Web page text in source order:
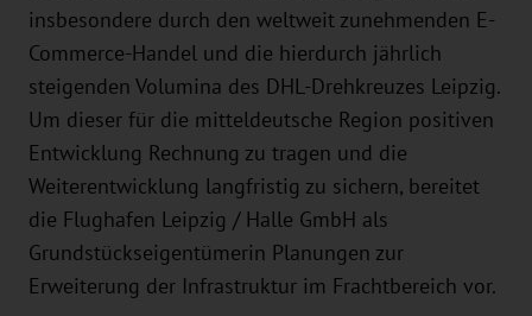
insbesondere durch den weltweit zunehmenden E-
Commerce-Handel und die hierdurch jährlich
steigenden Volumina des DHL-Drehkreuzes Leipzig.
Um dieser für die mitteldeutsche Region positiven
Entwicklung Rechnung zu tragen und die
Weiterentwicklung langfristig zu sichern, bereitet
die Flughafen Leipzig / Halle GmbH als
Grundstückseigentümerin Planungen zur
Erweiterung der Infrastruktur im Frachtbereich vor.